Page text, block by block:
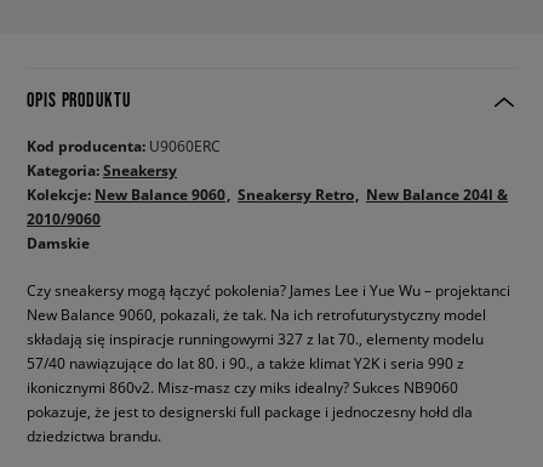
OPIS PRODUKTU
Kod producenta: U9060ERC
Kategoria:Sneakersy
Kolekcje: New Balance 9060 Sneakersy Retro
New Balance 204l &
2010/9060
Damskie
Czy sneakersy mogą łączyć pokolenia? James Lee i Yue Wu – projektanci
New Balance 9060, pokazali, że tak. Na ich retrofuturystyczny model
składają się inspiracje runningowymi 327 z lat 70., elementy modelu
57/40 nawiązujące do lat 80. i 90., a także klimat Y2K i seria 990 z
ikonicznymi 860v2. Misz-masz czy miks idealny? Sukces NB9060
pokazuje, że jest to designerski full package i jednoczesny hołd dla
dziedzictwa brandu.